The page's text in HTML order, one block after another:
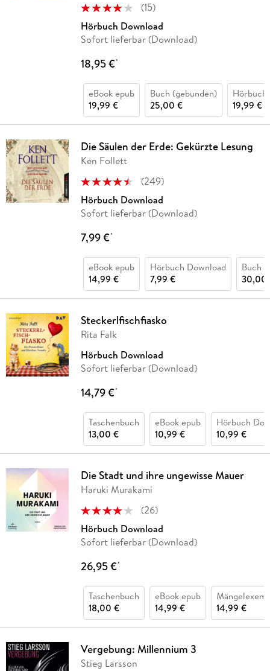
(15)
Hörbuch Download
Sofort lieferbar (Download)
18,95 €*
eBook epub
19,99 €
Buch (gebunden)
25,00 €
Hörbuch
19,99 €
Die Säulen der Erde: Gekürzte Lesung
Ken Follett
(249)
Hörbuch Download
Sofort lieferbar (Download)
7,99 €*
eBook epub
14,99 €
Hörbuch Download
7,99 €
Buch
30,00
Steckerlfischfiasko
Rita Falk
Hörbuch Download
Sofort lieferbar (Download)
14,79 €*
Taschenbuch
13,00 €
eBook epub
10,99 €
Hörbuch
10,99 €
Die Stadt und ihre ungewisse Mauer
Haruki Murakami
(26)
Hörbuch Download
Sofort lieferbar (Download)
26,95 €*
Taschenbuch
18,00 €
eBook epub
14,99 €
14,99 €
Vergebung: Millennium 3
Stieg Larsson